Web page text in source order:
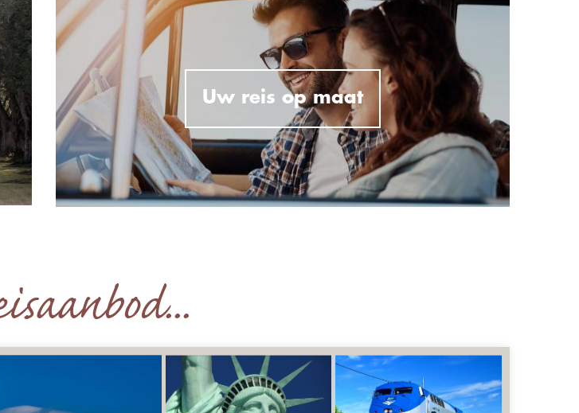
Uw reis op maat